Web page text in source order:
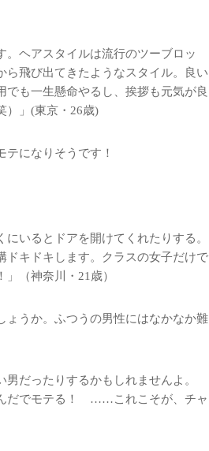
。ヘアスタイルは流行のツーブロッ
ら飛び出てきたようなスタイル。良い
も一生懸命やるし、挨拶も元気が良
）」(東京・26歳)
になりそうです！
いるとドアを開けてくれたりする。
ドキドキします。クラスの女子だけで
（神奈川・21歳）
うか。ふつうの男性にはなかなか難
だったりするかもしれませんよ。
だでモテる！ ……これこそが、チャ